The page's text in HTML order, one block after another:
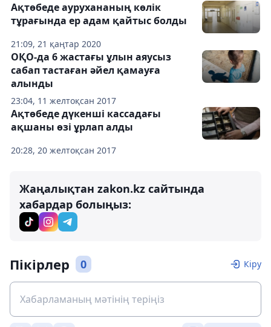
21:09, 21 қаңтар 2020
Ақтөбеде аурухананың көлік
тұрағында ер адам қайтыс болды
23:04, 11 желтоқсан 2017
ОҚО-да 6 жастағы ұлын аяусыз
сабап тастаған әйел қамауға
алынды
20:28, 20 желтоқсан 2017
Ақтөбеде дүкенші кассадағы
ақшаны өзі ұрлап алды
Жаңалықтан zakon.kz сайтында
хабардар болыңыз:
Пікірлер 0 Кіру